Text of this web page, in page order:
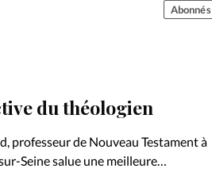
temps d’une rencontre? Réflexion.Abonnés
du théologien
professeur de Nouveau Testament à
Seine salue une meilleure